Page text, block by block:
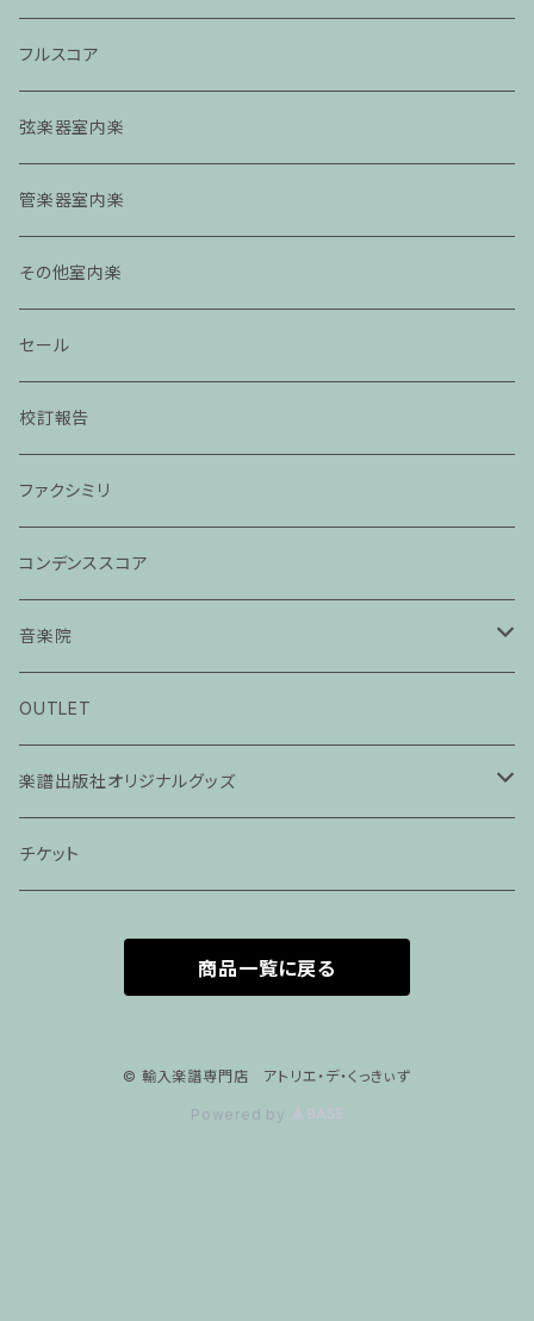
フルスコア
弦楽器室内楽
管楽器室内楽
その他室内楽
セール
校訂報告
ファクシミリ
コンデンススコア
音楽院
ピアノ科３０分レッスン
ピアノ科４５分レッスン
家族割プラン
家族割適用プラン2
声楽ピアノ４５分レッスン
ヴァイオリンピアノ６０分レッスン
OUTLET
楽譜出版社オリジナルグッズ
アパレル
チケット
商品一覧に戻る
© 輸入楽譜専門店 アトリエ・デ・くっきぃず
Powered by